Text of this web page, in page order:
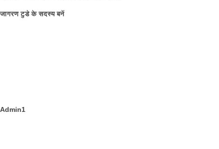
जागरण टुडे के सदस्य बनें
Admin1